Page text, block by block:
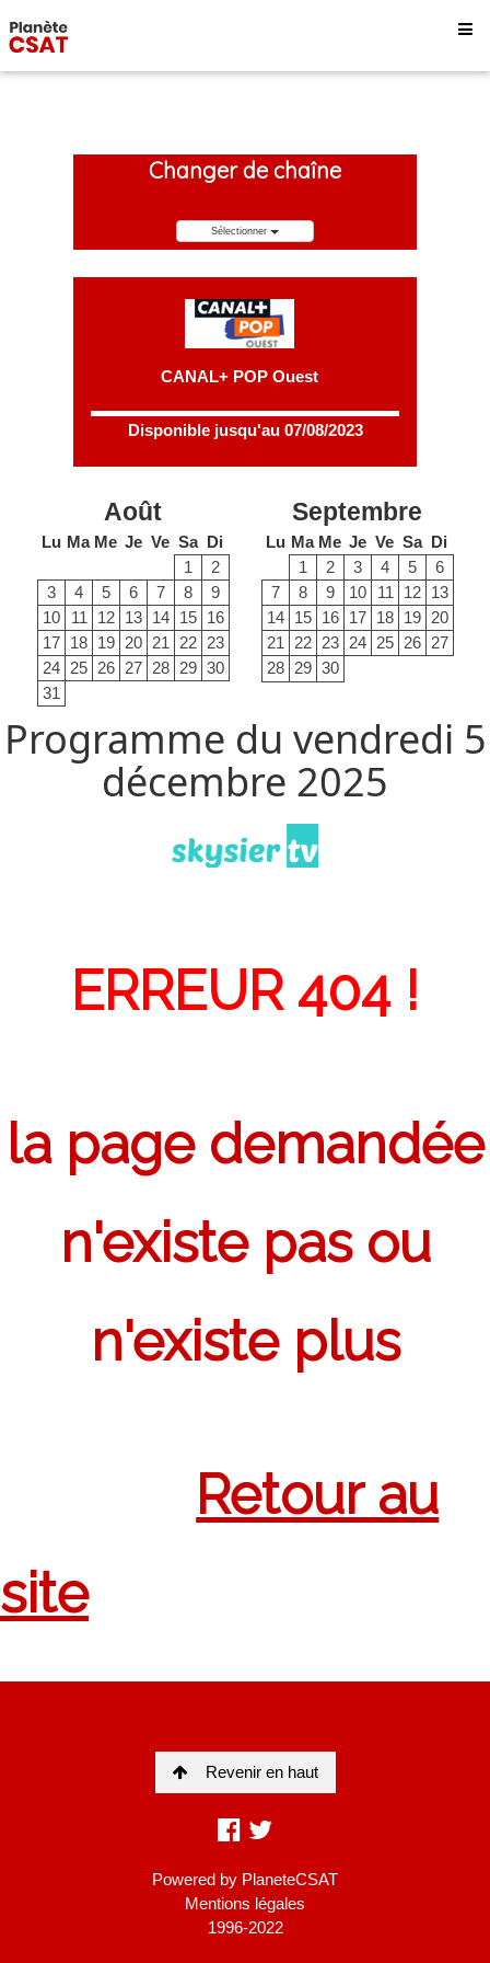
Changer de chaîne
Sélectionner
CANAL+ POP Ouest
Disponible jusqu'au 07/08/2023
Août
Lu Ma Me Je Ve Sa Di
1
2
3
4 5 6 7 8
9
10
11 12 13 14 15 16
17 18 19 20 21 22 23
24 25 26 27 28 29 30
31
Septembre
Lu Ma Me Je Ve Sa Di
1
2 3 4 5
6
7
8 9 10 11 12 13
14 15 16 17 18 19 20
21
22 23 24 25 26 27
28 29 30
Programme du vendredi 5
décembre 2025
Revenir en haut
Powered by PlaneteCSAT
Mentions légales
1996-2022